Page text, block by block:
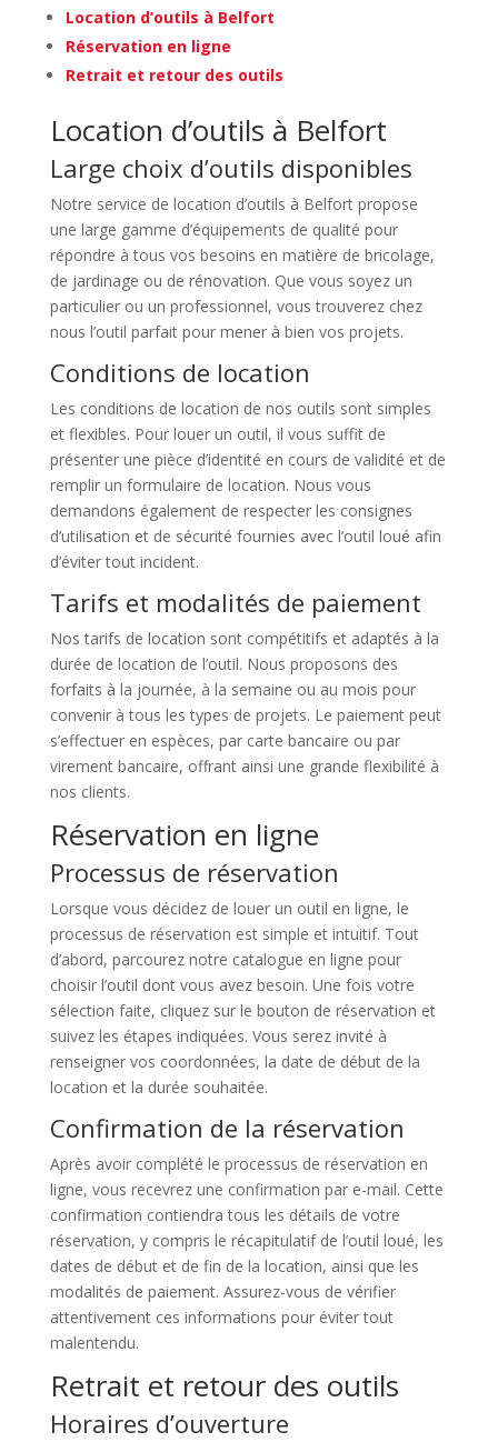
Location d’outils à Belfort
Réservation en ligne
Retrait et retour des outils
Location d’outils à Belfort
Large choix d’outils disponibles
Notre service de location d’outils à Belfort propose
une large gamme d’équipements de qualité pour
répondre à tous vos besoins en matière de bricolage,
de jardinage ou de rénovation. Que vous soyez un
particulier ou un professionnel, vous trouverez chez
nous l’outil parfait pour mener à bien vos projets.
Conditions de location
Les conditions de location de nos outils sont simples
et flexibles. Pour louer un outil, il vous suffit de
présenter une pièce d’identité en cours de validité et de
remplir un formulaire de location. Nous vous
demandons également de respecter les consignes
d’utilisation et de sécurité fournies avec l’outil loué afin
d’éviter tout incident.
Tarifs et modalités de paiement
Nos tarifs de location sont compétitifs et adaptés à la
durée de location de l’outil. Nous proposons des
forfaits à la journée, à la semaine ou au mois pour
convenir à tous les types de projets. Le paiement peut
s’effectuer en espèces, par carte bancaire ou par
virement bancaire, offrant ainsi une grande flexibilité à
nos clients.
Réservation en ligne
Processus de réservation
Lorsque vous décidez de louer un outil en ligne, le
processus de réservation est simple et intuitif. Tout
d’abord, parcourez notre catalogue en ligne pour
choisir l’outil dont vous avez besoin. Une fois votre
sélection faite, cliquez sur le bouton de réservation et
suivez les étapes indiquées. Vous serez invité à
renseigner vos coordonnées, la date de début de la
location et la durée souhaitée.
Confirmation de la réservation
Après avoir complété le processus de réservation en
ligne, vous recevrez une confirmation par e-mail. Cette
confirmation contiendra tous les détails de votre
réservation, y compris le récapitulatif de l’outil loué, les
dates de début et de fin de la location, ainsi que les
modalités de paiement. Assurez-vous de vérifier
attentivement ces informations pour éviter tout
malentendu.
Retrait et retour des outils
Horaires d’ouverture